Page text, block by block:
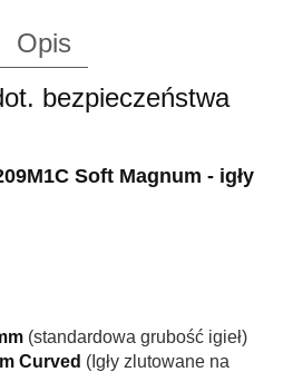
Opis
bezpieczeństwa
Soft Magnum - igły
(standardowa grubość igieł)
Curved (Igły zlutowane na